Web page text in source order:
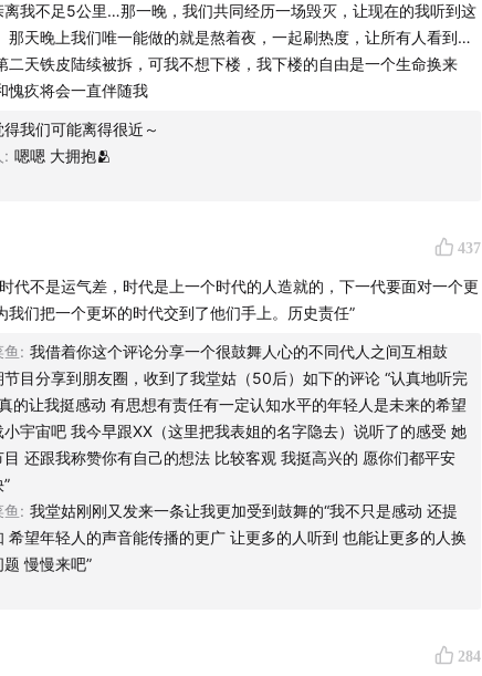
中思考每一代人的历史责任
体记录，像森林一样站在一起
Taylor Swift, From Carolina
Shadows, by Random Forest, from Random Forest
可以在微信和微博搜索随机波动StochasticVolatility，关注
客户端收听我们的节目。如果你喜欢我们的节目，别忘了
五星好评，也可以通过公众号推送中的二维码给我们打赏。
离我不足5公里…那一晚，我们共同经历一场毁灭，让现在的我听到这
那天晚上我们唯一能做的就是熬着夜，一起刷热度，让所有人看到…
二天铁皮陆续被拆，可我不想下楼，我下楼的自由是一个生命换来
愧疚将会一直伴随我
得我们可能离得很近～
: 嗯嗯 大拥抱🫂
437
代不是运气差，时代是上一个时代的人造就的，下一代要面对一个更
我们把一个更坏的时代交到了他们手上。历史责任”
: 我借着你这个评论分享一个很鼓舞人心的不同代人之间互相鼓
节目分享到朋友圈，收到了我堂姑（50后）如下的评论 “认真地听完
的让我挺感动 有思想有责任有一定认知水平的年轻人是未来的希望
宇宙吧 我今早跟XX（这里把我表姐的名字隐去）说听了的感受 她
还跟我称赞你有自己的想法 比较客观 我挺高兴的 愿你们都平安
: 我堂姑刚刚又发来一条让我更加受到鼓舞的“我不只是感动 还提
希望年轻人的声音能传播的更广 让更多的人听到 也能让更多的人换
慢慢来吧”
284